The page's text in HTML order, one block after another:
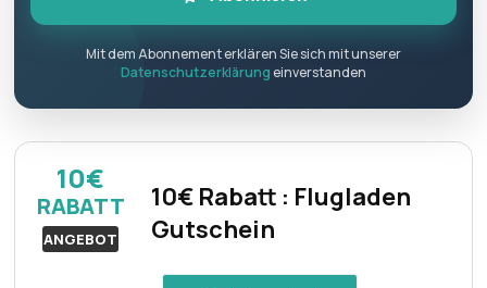
Mit dem Abonnement erklären Sie sich mit unserer
Datenschutzerklärung einverstanden
10€
RABATT
ANGEBOT
10€ Rabatt : Flugladen
Gutschein